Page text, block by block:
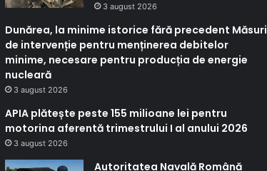
3 august 2026
Dunărea, la minime istorice fără precedent Măsuri
de intervenție pentru menținerea debitelor
minime, necesare pentru producția de energie
nucleară
3 august 2026
APIA plătește peste 155 milioane lei pentru
motorina aferentă trimestrului I al anului 2026
3 august 2026
Autoritatea Navală Română